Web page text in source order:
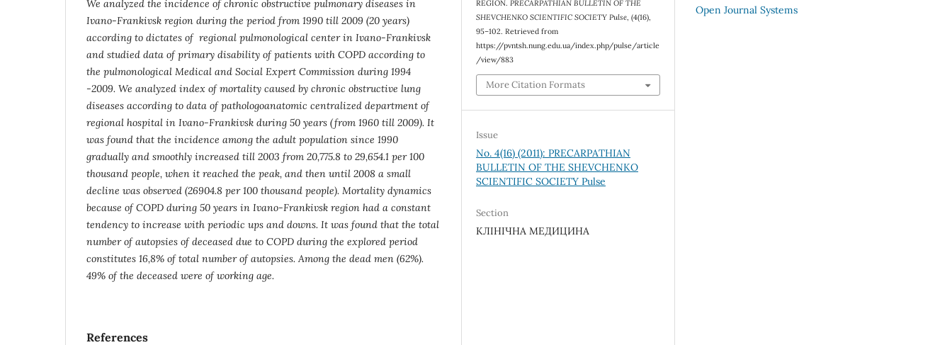
We analyzed the incidence of chronic obstructive pulmonary diseases in
Ivano-Frankivsk region during the period from 1990 till 2009 (20 years)
according to dictates of regional pulmonological center in Ivano-Frankivsk
and studied data of primary disability of patients with COPD according to
the pulmonological Medical and Social Expert Commission during 1994
-2009. We analyzed index of mortality caused by chronic obstructive lung
diseases according to data of pathologoanatomic centralized department of
regional hospital in Ivano-Frankivsk during 50 years (from 1960 till 2009). It
was found that the incidence among the adult population since 1990
gradually and smoothly increased till 2003 from 20,775.8 to 29,654.1 per 100
thousand people, when it reached the peak, and then until 2008 a small
decline was observed (26904.8 per 100 thousand people). Mortality dynamics
because of COPD during 50 years in Ivano-Frankivsk region had a constant
tendency to increase with periodic ups and downs. It was found that the total
number of autopsies of deceased due to COPD during the explored period
constitutes 16,8% of total number of autopsies. Among the dead men (62%).
49% of the deceased were of working age.
References
REGION.PRECARPATHIAN BULLETIN OF THE
SHEVCHENKO SCIENTIFIC SOCIETY Pulse, (4(16),
95–102. Retrieved from
https://pvntsh.nung.edu.ua/index.php/pulse/article
/view/883
More Citation Formats
Issue
No. 4(16) (2011): PRECARPATHIAN
BULLETIN OF THE SHEVCHENKO
SCIENTIFIC SOCIETY Pulse
Section
КЛІНІЧНА МЕДИЦИНА
Open Journal Systems